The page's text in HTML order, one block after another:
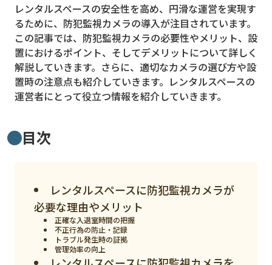
クラウド
M2M
VPN
スマート〇〇
スマート農業
ドローン
ニュース
レンタルスペースの安全性を高め、円滑な運営を実現す
るために、防犯監視カメラの導入が注目されています。
この記事では、防犯監視カメラの必要性やメリット、設
置におけるポイント、そしてデメリットについて詳しく
解説していきます。さらに、適切なカメラの選び方や設
置時の注意点も紹介していきます。レンタルスペースの
運営者にとって役立つ情報を紹介していきます。
目次
レンタルスペースに防犯監視カメラが
必要な理由やメリット
正確な入退室時間の把握
不正行為の防止・記録
トラブル発生時の証拠
管理効率の向上